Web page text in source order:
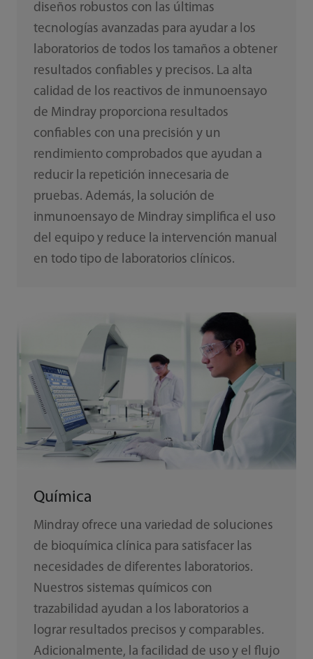
diseños robustos con las últimas
tecnologías avanzadas para ayudar a los
laboratorios de todos los tamaños a obtener
resultados confiables y precisos. La alta
calidad de los reactivos de inmunoensayo
de Mindray proporciona resultados
confiables con una precisión y un
rendimiento comprobados que ayudan a
reducir la repetición innecesaria de
pruebas. Además, la solución de
inmunoensayo de Mindray simplifica el uso
del equipo y reduce la intervención manual
en todo tipo de laboratorios clínicos.
Química
Mindray ofrece una variedad de soluciones
de bioquímica clínica para satisfacer las
necesidades de diferentes laboratorios.
Nuestros sistemas químicos con
trazabilidad ayudan a los laboratorios a
lograr resultados precisos y comparables.
Adicionalmente, la facilidad de uso y el flujo